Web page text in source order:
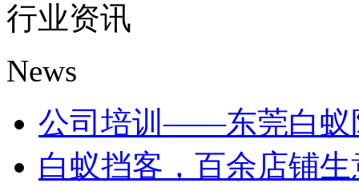
行业资讯
News
公司培训——东莞白蚁
白蚁挡客，百余店铺生